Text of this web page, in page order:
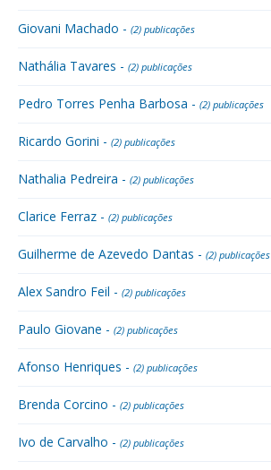
Giovani Machado - (2) publicações
Nathália Tavares - (2) publicações
Pedro Torres Penha Barbosa - (2) publicações
Ricardo Gorini - (2) publicações
Nathalia Pedreira - (2) publicações
Clarice Ferraz - (2) publicações
Guilherme de Azevedo Dantas - (2) publicações
Alex Sandro Feil - (2) publicações
Paulo Giovane - (2) publicações
Afonso Henriques - (2) publicações
Brenda Corcino - (2) publicações
Ivo de Carvalho - (2) publicações